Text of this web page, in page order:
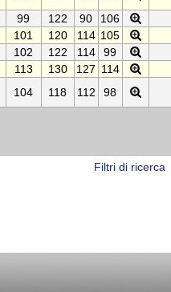
99 122 90
106
101 120 114 105
102 122 114
99
113 130 127 114
104 118 112
98
Filtri di ricerca